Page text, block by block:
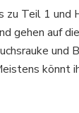
zu Teil 1 und
gehen auf
und
könnt